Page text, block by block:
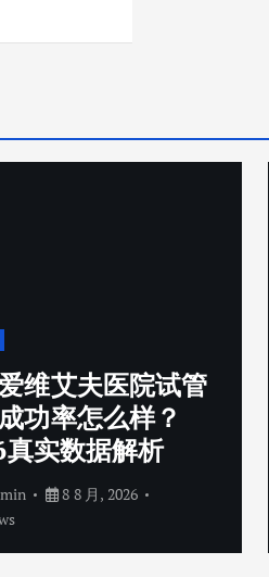
维艾夫医院试管
功率怎么样？
实数据解析
8 8 月, 2026